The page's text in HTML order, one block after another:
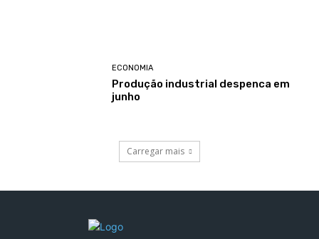
ECONOMIA
Produção industrial despenca em
junho
Carregar mais